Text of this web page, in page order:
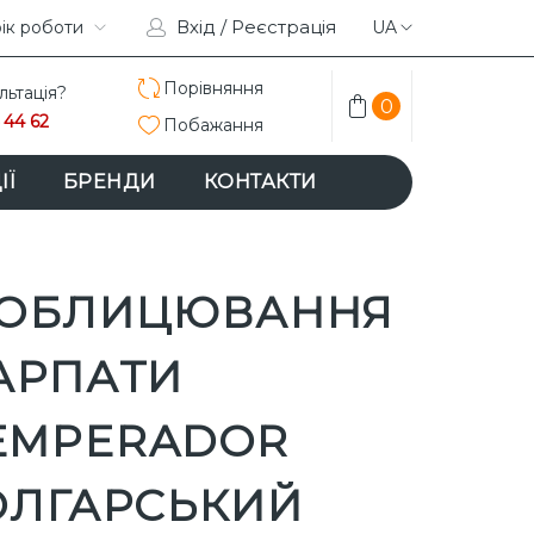
FACEBOOK
роботи Вхід / Реєстрація UA
62
Порівняння
Побажання
0
БРЕНДИ КОНТАКТИ